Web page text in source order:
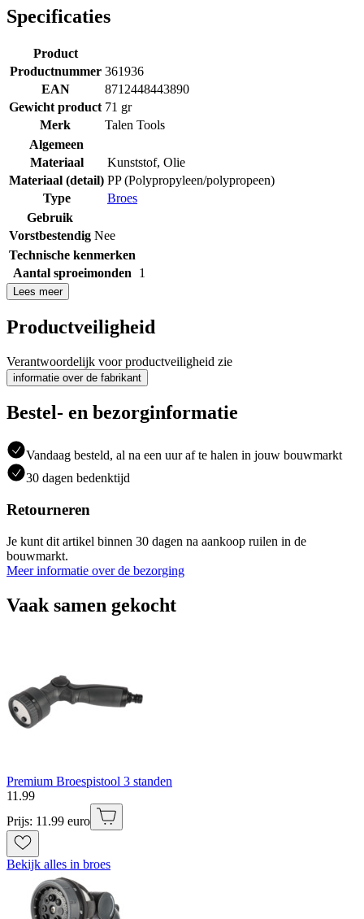
Specificaties
Product
Productnummer 361936
EAN
8712448443890
Gewicht product 71 gr
Merk
Talen Tools
Algemeen
Materiaal
Kunststof, Olie
Materiaal (detail) PP (Polypropyleen/polypropeen)
Type
Broes
Gebruik
Vorstbestendig Nee
Technische kenmerken
Aantal sproeimonden
1
Lees meer
Productveiligheid
Verantwoordelijk voor productveiligheid zie
informatie over de fabrikant
Bestel- en bezorginformatie
Vandaag besteld, al na een uur af te halen in jouw bouwmarkt
30 dagen bedenktijd
Retourneren
Je kunt dit artikel binnen 30 dagen na aankoop ruilen in de
bouwmarkt.
Meer informatie over de bezorging
Vaak samen gekocht
Premium Broespistool 3 standen
11 .99
Prijs: 11.99 euro
Bekijk alles in broes